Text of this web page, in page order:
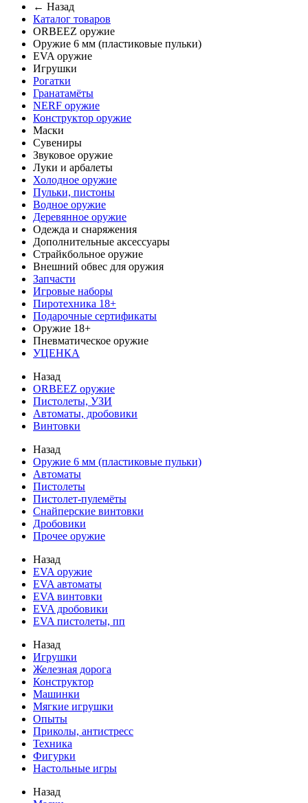
← Назад
Каталог товаров
ORBEEZ оружие
Оружие 6 мм (пластиковые пульки)
EVA оружие
Игрушки
Рогатки
Гранатамёты
NERF оружие
Конструктор оружие
Маски
Сувениры
Звуковое оружие
Луки и арбалеты
Холодное оружие
Пульки, пистоны
Водное оружие
Деревянное оружие
Одежда и снаряжения
Дополнительные аксессуары
Страйкбольное оружие
Внешний обвес для оружия
Запчасти
Игровые наборы
Пиротехника 18+
Подарочные сертификаты
Оружие 18+
Пневматическое оружие
УЦЕНКА
Назад
ORBEEZ оружие
Пистолеты, УЗИ
Автоматы, дробовики
Винтовки
Назад
Оружие 6 мм (пластиковые пульки)
Автоматы
Пистолеты
Пистолет-пулемёты
Снайперские винтовки
Дробовики
Прочее оружие
Назад
EVA оружие
EVA автоматы
EVA винтовки
EVA дробовики
EVA пистолеты, пп
Назад
Игрушки
Железная дорога
Конструктор
Машинки
Мягкие игрушки
Опыты
Приколы, антистресс
Техника
Фигурки
Настольные игры
Назад